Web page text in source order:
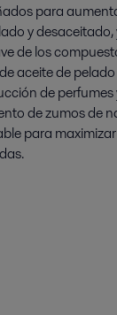
para
y
de los
aceite de
de perfumes
de zumos de
para